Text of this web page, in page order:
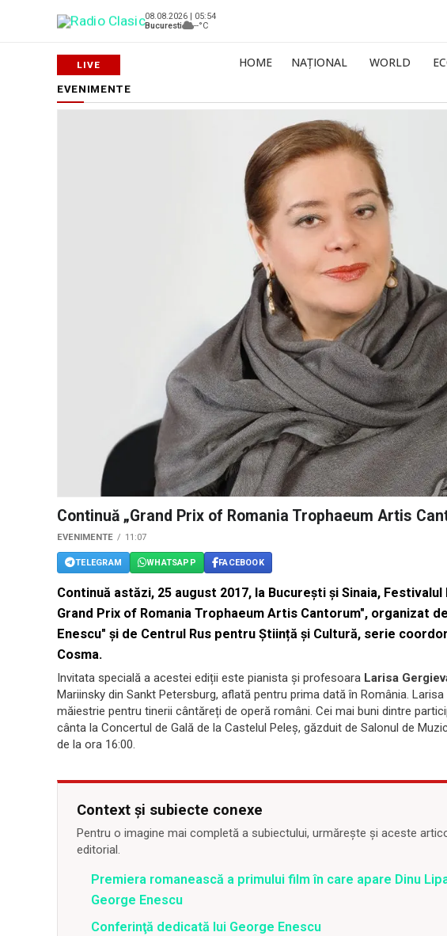
08.08.2026 | 05:54
Bucuresti
--°C
HOME NAȚIONAL WORLD
EVENIMENTE
Continuă „Grand Prix of Romania Trophaeum Artis
EVENIMENTE 11:07
TELEGRAM WHATSAPP FACEBOOK
Continuă astăzi, 25 august 2017, la București și Sinaia,
Grand Prix of Romania Trophaeum Artis Cantorum", organizat
Enescu" și de Centrul Rus pentru Știință și Cultură, serie
Cosma.
Invitata specială a acestei ediții este pianista și profesoara Larisa
Mariinsky din Sankt Petersburg, aflată pentru prima dată în România.
măiestrie pentru tinerii cântăreți de operă români. Cei mai buni dintre
cânta la Concertul de Gală de la Castelul Peleș, găzduit de Salonul de
de la ora 16:00.
Context și subiecte conexe
Pentru o imagine mai completă a subiectului, urmărește și aceste
editorial.
Premiera romanească a primului film în care apare Dinu
George Enescu
Conferinţă dedicată lui George Enescu